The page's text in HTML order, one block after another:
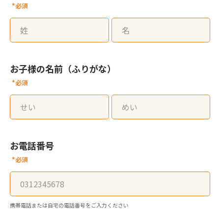
*必須
お子様の名前（ふりがな）
*必須
お電話番号
*必須
携帯電話または自宅の電話番号をご入力ください